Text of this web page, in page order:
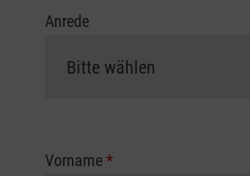
Anrede
Vorname*